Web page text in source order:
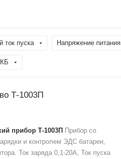
ток пуска Напряжение питания
Т-1003П
прибор Т-1003П Прибор со
и контролем ЭДС батареи,
Ток заряда 0,1-20А, Ток пуска